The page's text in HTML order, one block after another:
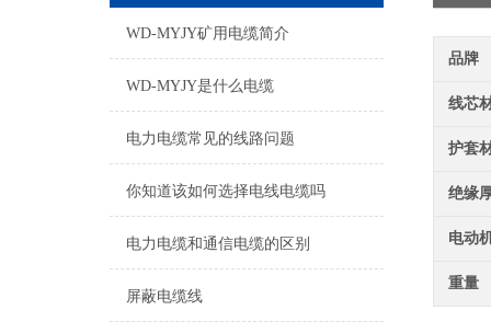
WD-MYJY矿用电缆简介
WD-MYJY是什么电缆
电力电缆常见的线路问题
你知道该如何选择电线电缆吗
电力电缆和通信电缆的区别
屏蔽电缆线
品牌
线芯
护套
绝缘
电动
重量